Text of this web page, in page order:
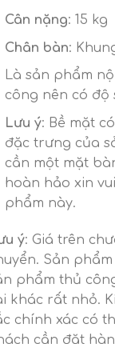
Cân nặng: 15 kg
Chân bàn:
Là sản phẩm
công nên có độ
Lưu ý: Bề mặt
đặc trưng của
cần một mặt
hoàn hảo xin
phẩm này.
ý: Giá trên
Sản
phẩm thủ
khác rất nhỏ.
chính xác có
cần đặt